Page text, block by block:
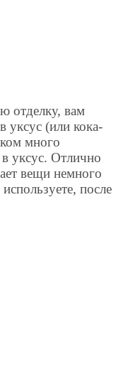
отделку, вам
уксус (или кока-
много
уксус. Отлично
вещи немного
после